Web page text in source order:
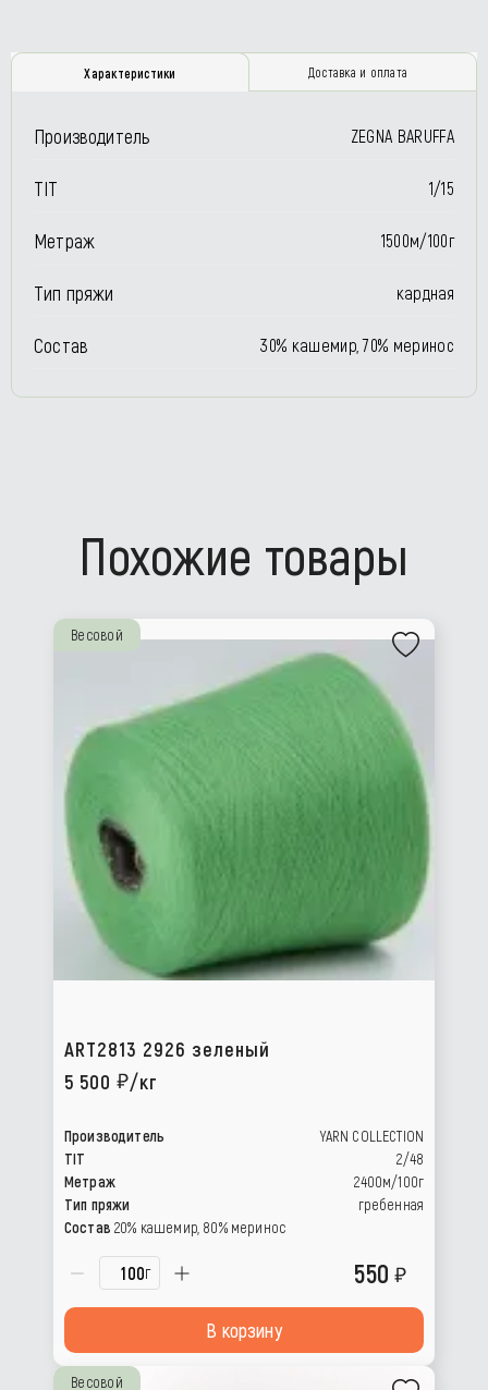
Характеристики Доставка и оплата
Производитель ZEGNA BARUFFA
TIT 1/15
Метраж 1500м/100г
Тип пряжи кардная
Состав 30% кашемир, 70% меринос
Похожие товары
Весовой
ART2813 2926 зеленый
5 500
/кг
Производитель
YARN COLLECTION
TIT
2/48
Метраж
2400м/100г
Тип пряжи
гребенная
Состав 20% кашемир, 80% меринос
г 550
В корзину
Весовой